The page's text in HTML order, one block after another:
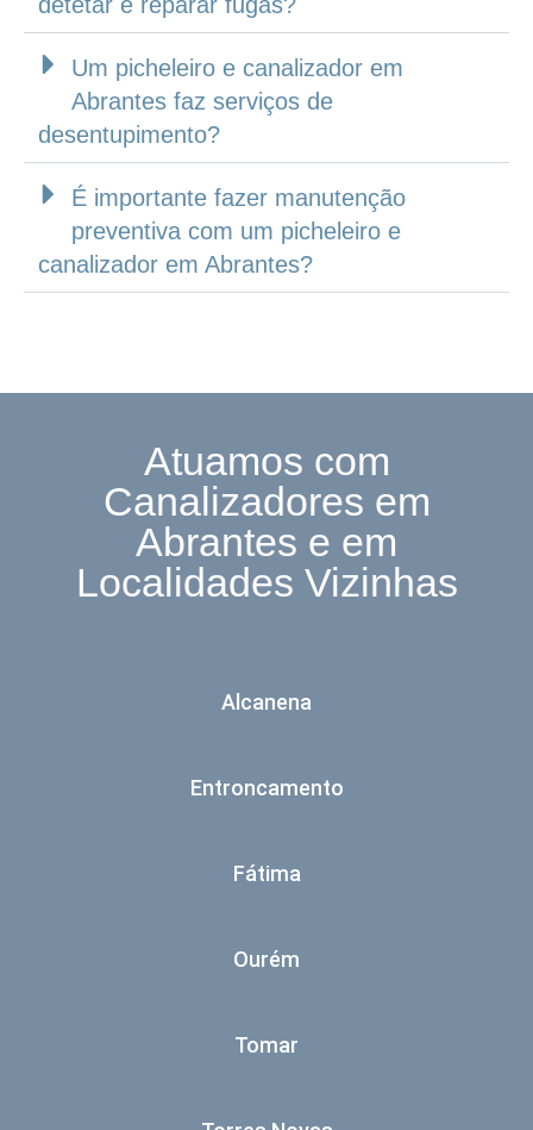
Um picheleiro e canalizador em
Abrantes faz serviços de
desentupimento?
É importante fazer manutenção
preventiva com um picheleiro e
canalizador em Abrantes?
Atuamos com
Canalizadores em
Abrantes e em
Localidades Vizinhas
Alcanena
Entroncamento
Fátima
Ourém
Tomar